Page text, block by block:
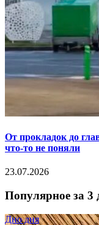
От прокладок до
что-то не поняли
23.07.2026
Популярное за 3
Дно дня